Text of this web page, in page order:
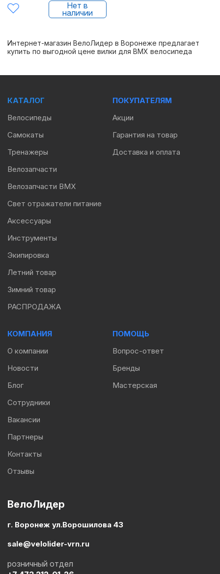
Нет в
наличии
Интернет-магазин ВелоЛидер в Воронеже предлагает
купить по выгодной цене вилки для BMX велосипеда
ВелоЛидер
г. Воронеж ул.Ворошилова 43
sale@velolider-vrn.ru
розничный отдел
КАТАЛОГ
Велосипеды
Самокаты
Тренажеры
Велозапчасти
Велозапчасти BMX
Свет отражатели питание
Аксессуары
Инструменты
Экипировка
Летний товар
Зимний товар
РАСПРОДАЖА
ПОКУПАТЕЛЯМ
Акции
Гарантия на товар
Доставка и оплата
КОМПАНИЯ
О компании
Новости
Блог
Сотрудники
Вакансии
Партнеры
Контакты
Отзывы
ПОМОЩЬ
Вопрос-ответ
Бренды
Мастерская